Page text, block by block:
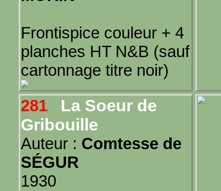
Frontispice couleur + 4
planches HT N&B (sauf
cartonnage titre noir)
281
La Soeur de
Gribouille
Auteur : Comtesse de
SÉGUR
1930